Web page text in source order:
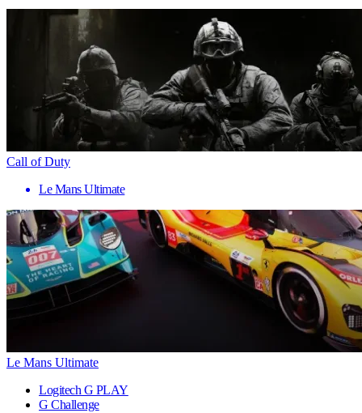
Call of Duty
Le Mans Ultimate
Le Mans Ultimate
Logitech G PLAY
G Challenge